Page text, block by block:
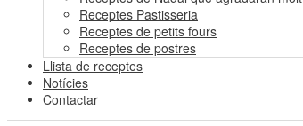
Receptes Pastisseria
Receptes de petits fours
Receptes de postres
Llista de receptes
Notícies
Contactar